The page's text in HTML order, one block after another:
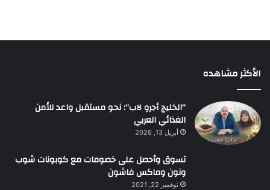
الأكثر مشاهده
“الخليج أجرو لاب”: نحو مستقبل واعد للأمن
الغذائي العربي
أبريل 13, 2026
تسوق وأحصل على خصومات مع كوبونات شوب
ونون وماكس فاشون
نوفمبر 22, 2021